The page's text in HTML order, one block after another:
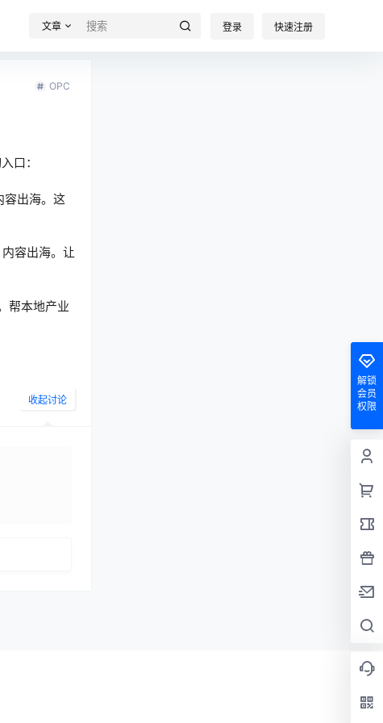
文章 登录 快速注册
OPC
口：
出海。这
容出海。让
帮本地产业
收起讨论
解锁
会员
权限